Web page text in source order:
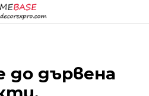
до дървена